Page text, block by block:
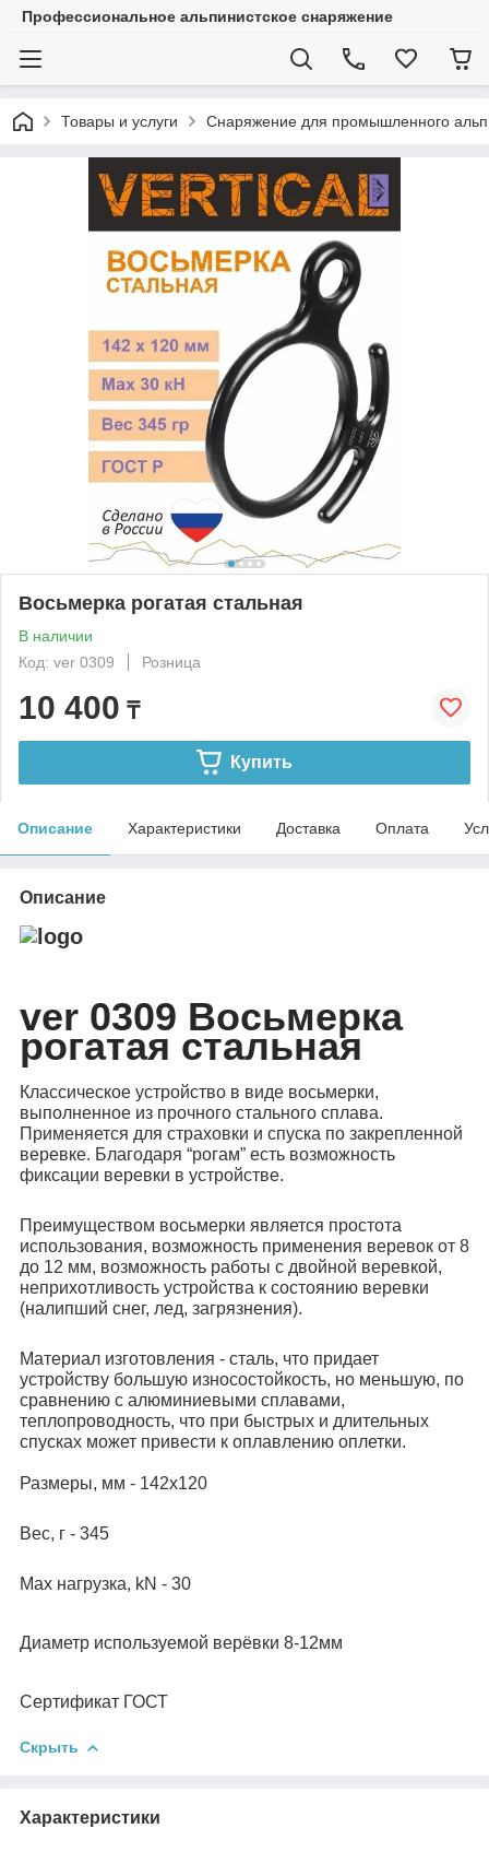
Профессиональное альпинистское снаряжение
Товары и услуги Снаряжение для промышленного
Восьмерка рогатая стальная
В наличии
Код: ver 0309
Розница
10 400 ₸
Купить
Описание Характеристики Доставка Оплата
Описание
ver 0309 Восьмерка
рогатая стальная
Классическое устройство в виде восьмерки,
выполненное из прочного стального сплава.
Применяется для страховки и спуска по закрепленной
веревке. Благодаря “рогам” есть возможность
фиксации веревки в устройстве.
Преимуществом восьмерки является простота
использования, возможность применения веревок от 8
до 12 мм, возможность работы с двойной веревкой,
неприхотливость устройства к состоянию веревки
(налипший снег, лед, загрязнения).
Материал изготовления - сталь, что придает
устройству большую износостойкость, но меньшую, по
сравнению с алюминиевыми сплавами,
теплопроводность, что при быстрых и длительных
спусках может привести к оплавлению оплетки.
Размеры, мм - 142х120
Вес, г - 345
Мах нагрузка, kN - 30
Диаметр используемой верёвки 8-12мм
Сертификат ГОСТ
Скрыть
Характеристики